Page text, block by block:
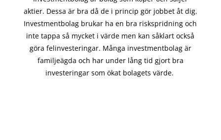
aktier. Dessa är bra då de i princip görjobbet åt dig.
Investmentbolag brukar ha en bra riskspridning och
inte tappa så mycket i värde men kan såklart också
göra felinvesteringar. Många investmentbolag är
familjeägda och har under lång tid gjort bra
investeringar som ökat bolagets värde.